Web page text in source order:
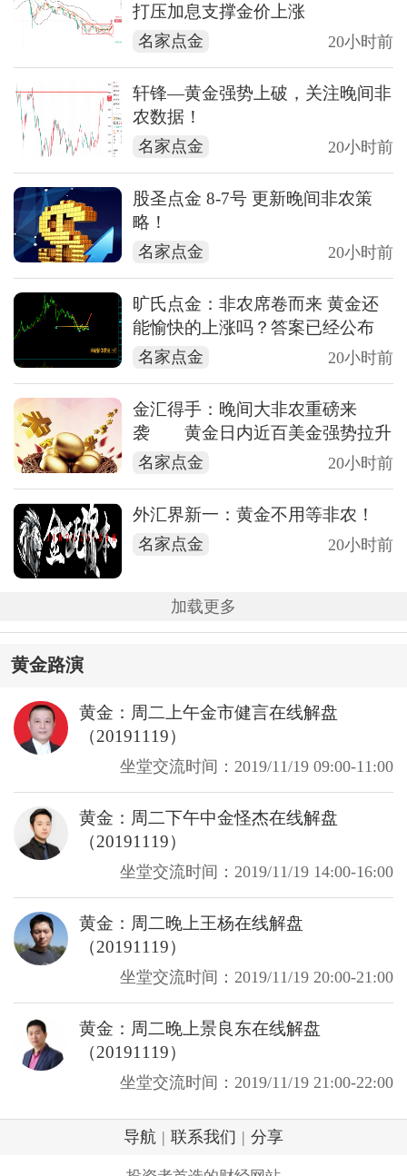
打压加息支撑金价上涨
名家点金 20小时前
轩锋—黄金强势上破，关注晚间非
农数据！
名家点金 20小时前
股圣点金 8-7号 更新晚间非农策
略！
名家点金 20小时前
旷氏点金：非农席卷而来 黄金还
能愉快的上涨吗？答案已经公布
名家点金 20小时前
金汇得手：晚间大非农重磅来
袭 黄金日内近百美金强势拉升
名家点金 20小时前
外汇界新一：黄金不用等非农！
名家点金 20小时前
加载更多
黄金路演
黄金：周二上午金市健言在线解盘
（20191119）
坐堂交流时间：2019/11/19 09:00-11:00
黄金：周二下午中金怪杰在线解盘
（20191119）
坐堂交流时间：2019/11/19 14:00-16:00
黄金：周二晚上王杨在线解盘
（20191119）
坐堂交流时间：2019/11/19 20:00-21:00
黄金：周二晚上景良东在线解盘
（20191119）
坐堂交流时间：2019/11/19 21:00-22:00
导航 | 联系我们 | 分享